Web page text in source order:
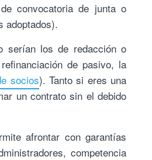
convocatoria de junta o
adoptados).
serían los de redacción o
de pasivo, la
socios). Tanto si eres una
un contrato sin el debido
afrontar con garantías
competencia